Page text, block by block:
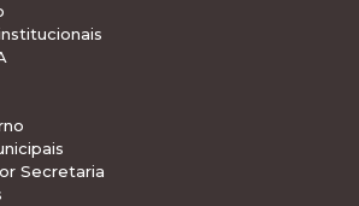
Secretaria